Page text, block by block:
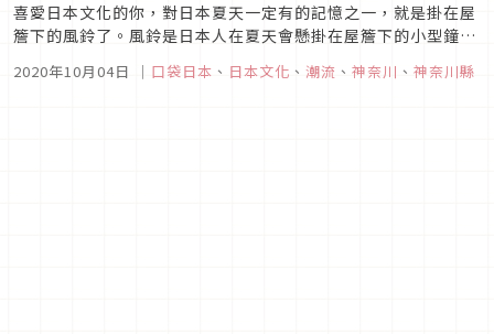
喜愛日本文化的你，對日本夏天一定有的記憶之一，就是掛在屋
簷下的風鈴了。風鈴是日本人在夏天會懸掛在屋簷下的小型鐘
鈴，由風吹動底下的掛片敲響。風鈴音色讓人感覺涼快舒爽，是
受人喜愛的夏季物品。今天，就讓編輯部帶你簡單地了解日本風
2020年10月04日 ｜ 口袋日本 、 日本文化 、 潮流 、 神奈川 、 神奈川縣